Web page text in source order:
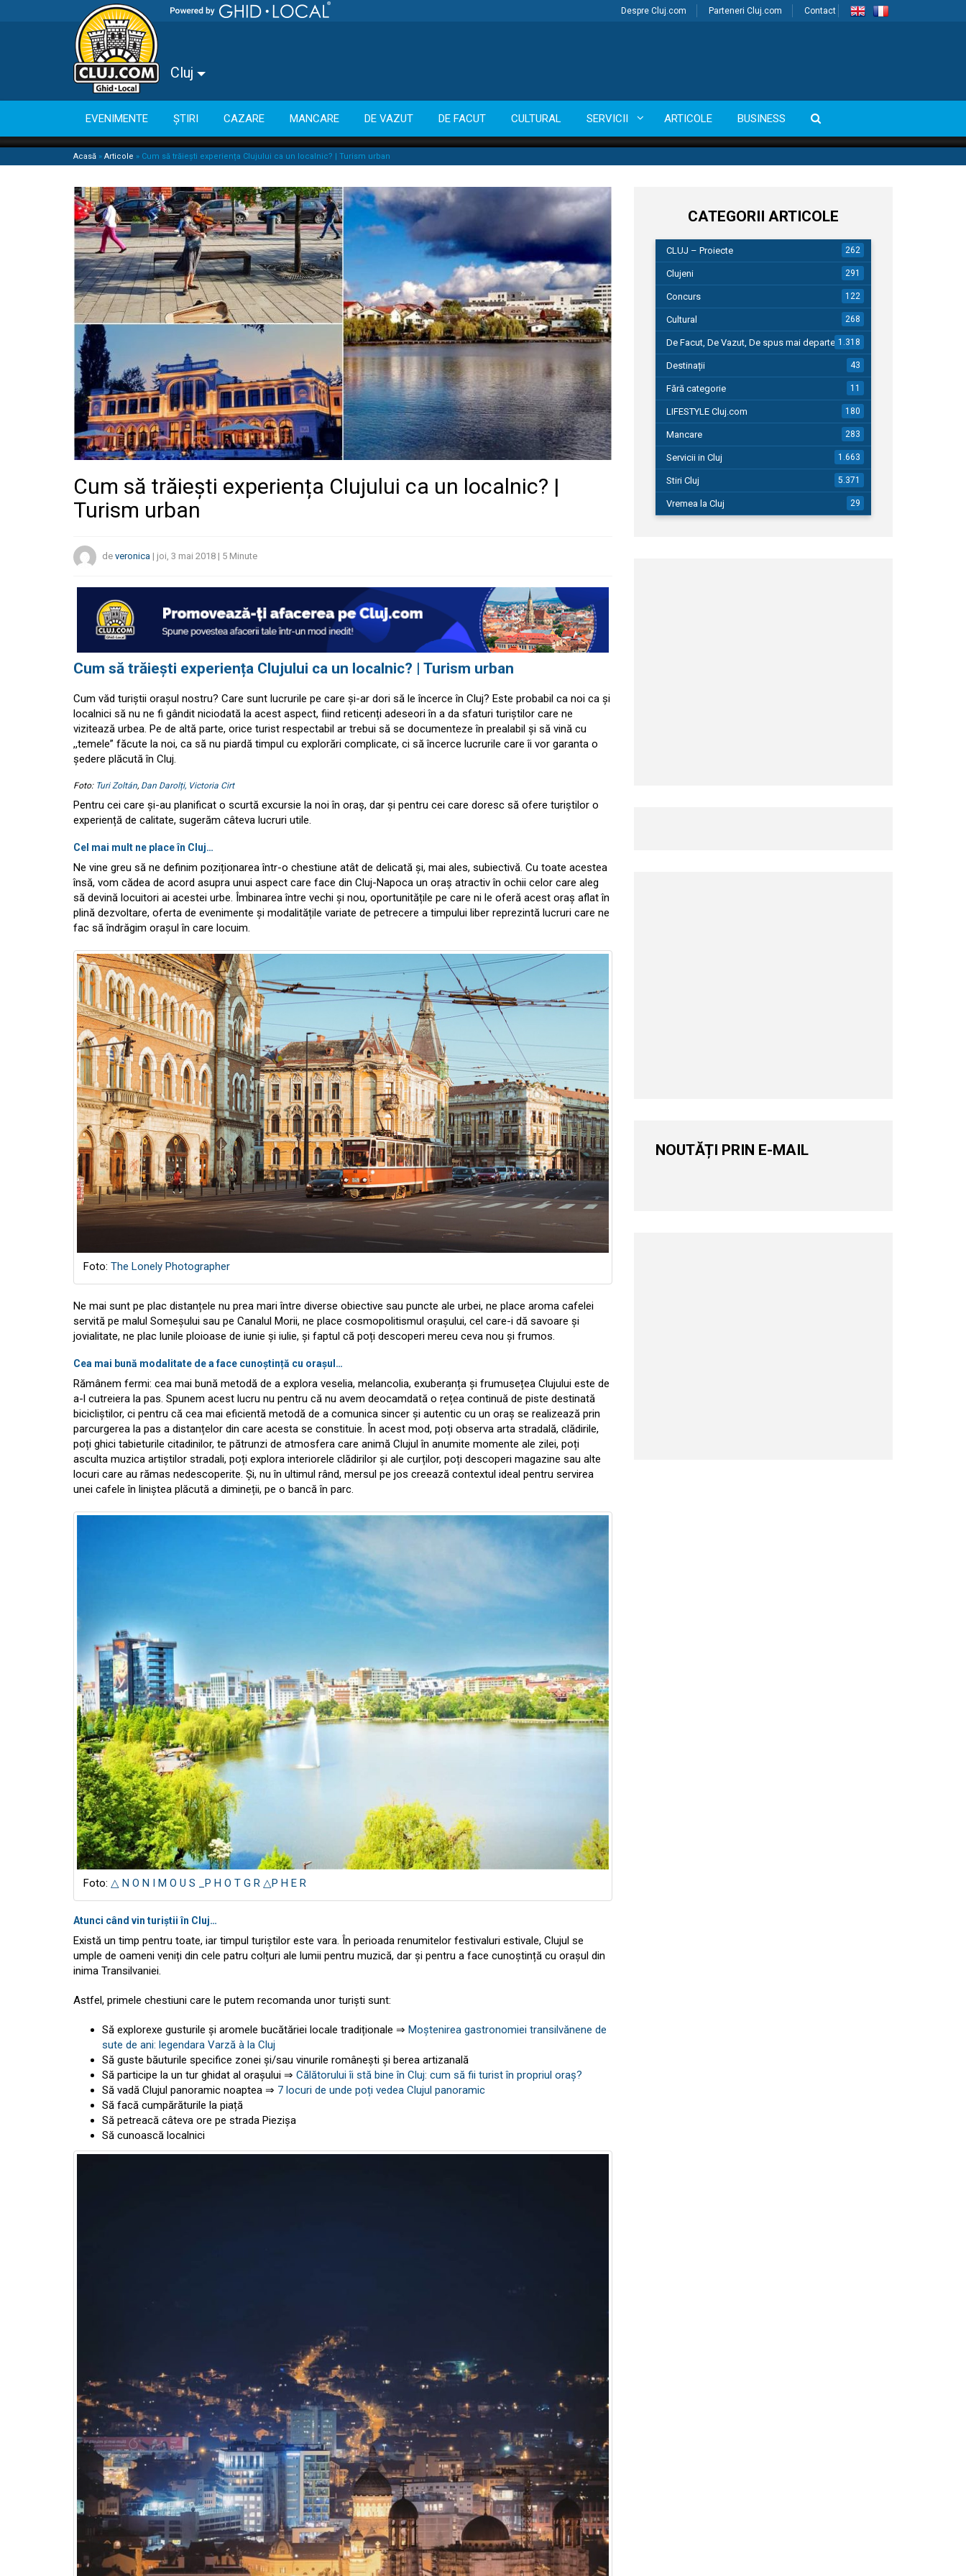
Despre Cluj.com Parteneri Cluj.com Contact
Cluj
EVENIMENTE ȘTIRI CAZARE MANCARE DE VAZUT DE FACUT CULTURAL SERVICII ARTICOLE BUSINESS
Acasă » Articole » Cum să trăiești experiența Clujului ca un localnic? | Turism urban
Cum să trăiești experiența Clujului ca un localnic? |
Turism urban
de veronica | joi, 3 mai 2018 | 5 Minute
Cum să trăiești experiența Clujului ca un localnic? | Turism urban
Cum văd turiștii orașul nostru? Care sunt lucrurile pe care și-ar dori să le încerce în Cluj? Este probabil ca noi ca și
localnici să nu ne fi gândit niciodată la acest aspect, fiind reticenți adeseori în a da sfaturi turiștilor care ne
vizitează urbea. Pe de altă parte, orice turist respectabil ar trebui să se documenteze în prealabil și să vină cu
,,temele” făcute la noi, ca să nu piardă timpul cu explorări complicate, ci să încerce lucrurile care îi vor garanta o
ședere plăcută în Cluj.
Foto: Turi Zoltán, Dan Darolți, Victoria Cirt
Pentru cei care și-au planificat o scurtă excursie la noi în oraș, dar și pentru cei care doresc să ofere turiștilor o
experiență de calitate, sugerăm câteva lucruri utile.
Cel mai mult ne place în Cluj…
Ne vine greu să ne definim poziționarea într-o chestiune atât de delicată și, mai ales, subiectivă. Cu toate acestea
însă, vom cădea de acord asupra unui aspect care face din Cluj-Napoca un oraș atractiv în ochii celor care aleg
să devină locuitori ai acestei urbe. Îmbinarea între vechi și nou, oportunitățile pe care ni le oferă acest oraș aflat în
plină dezvoltare, oferta de evenimente și modalitățile variate de petrecere a timpului liber reprezintă lucruri care ne
fac să îndrăgim orașul în care locuim.
Foto: The Lonely Photographer
Ne mai sunt pe plac distanțele nu prea mari între diverse obiective sau puncte ale urbei, ne place aroma cafelei
servită pe malul Someșului sau pe Canalul Morii, ne place cosmopolitismul orașului, cel care-i dă savoare și
jovialitate, ne plac lunile ploioase de iunie și iulie, și faptul că poți descoperi mereu ceva nou și frumos.
Cea mai bună modalitate de a face cunoștință cu orașul…
Rămânem fermi: cea mai bună metodă de a explora veselia, melancolia, exuberanța și frumusețea Clujului este de
a-l cutreiera la pas. Spunem acest lucru nu pentru că nu avem deocamdată o rețea continuă de piste destinată
bicicliștilor, ci pentru că cea mai eficientă metodă de a comunica sincer și autentic cu un oraș se realizează prin
parcurgerea la pas a distanțelor din care acesta se constituie. În acest mod, poți observa arta stradală, clădirile,
poți ghici tabieturile citadinilor, te pătrunzi de atmosfera care animă Clujul în anumite momente ale zilei, poți
asculta muzica artiștilor stradali, poți explora interiorele clădirilor și ale curților, poți descoperi magazine sau alte
locuri care au rămas nedescoperite. Și, nu în ultimul rând, mersul pe jos creează contextul ideal pentru servirea
unei cafele în liniștea plăcută a dimineții, pe o bancă în parc.
Foto: △ N O N I M O U S _P H O T G R △P H E R
Atunci când vin turiștii în Cluj…
Există un timp pentru toate, iar timpul turiștilor este vara. În perioada renumitelor festivaluri estivale, Clujul se
umple de oameni veniți din cele patru colțuri ale lumii pentru muzică, dar și pentru a face cunoștință cu orașul din
inima Transilvaniei.
Astfel, primele chestiuni care le putem recomanda unor turiști sunt:
Să explorexe gusturile și aromele bucătăriei locale tradiționale ⇒ Moștenirea gastronomiei transilvănene de
sute de ani: legendara Varză à la Cluj
Să guste băuturile specifice zonei și/sau vinurile românești și berea artizanală
Să participe la un tur ghidat al orașului ⇒ Călătorului îi stă bine în Cluj: cum să fii turist în propriul oraș?
Să vadă Clujul panoramic noaptea ⇒ 7 locuri de unde poți vedea Clujul panoramic
Să facă cumpărăturile la piață
Să petreacă câteva ore pe strada Piezișa
Să cunoască localnici
CATEGORII ARTICOLE
CLUJ – Proiecte 262
Clujeni 291
Concurs 122
Cultural 268
De Facut, De Vazut, De spus mai departe…1.318
Destinații 43
Fără categorie 11
LIFESTYLE Cluj.com 180
Mancare 283
Servicii in Cluj 1.663
Stiri Cluj 5.371
Vremea la Cluj 29
NOUTĂȚI PRIN E-MAIL